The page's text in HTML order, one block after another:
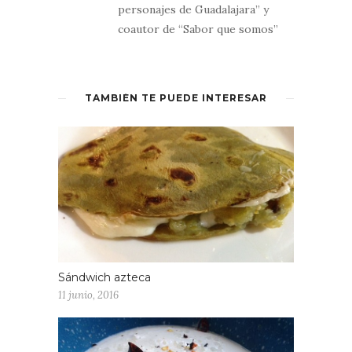
personajes de Guadalajara” y
coautor de “Sabor que somos”
TAMBIÉN TE PUEDE INTERESAR
Sándwich azteca
11 junio, 2016